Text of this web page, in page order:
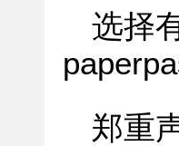
选择
郑重